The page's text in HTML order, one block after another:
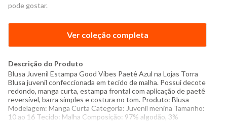
pode gostar.
Ver coleção completa
Descrição do Produto
Blusa Juvenil Estampa Good Vibes Paetê Azul na Lojas Torra
Blusa juvenil confeccionada em tecido de malha. Possui decote
redondo, manga curta, estampa frontal com aplicação de paetê
reversível, barra simples e costura no tom. Produto: Blusa
Modelagem: Manga Curta Categoria: Juvenil menina Tamanho:
10 ao 16 Tecido: Malha Composição: 97% algodão, 3%